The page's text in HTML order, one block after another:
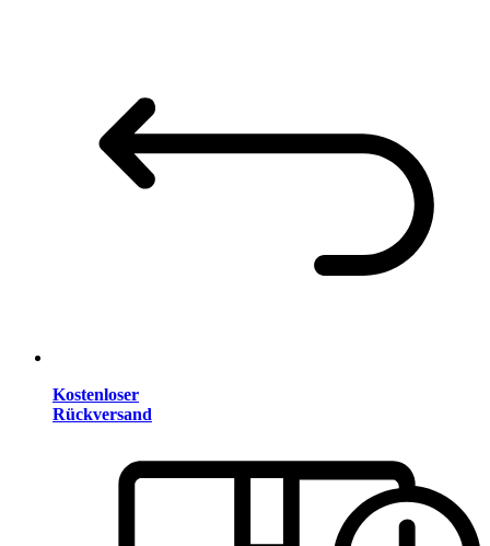
Kostenloser
Rückversand